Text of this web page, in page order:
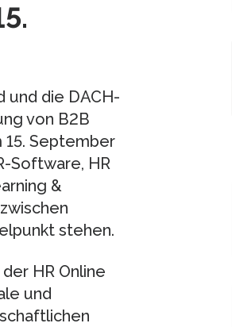
und die DACH-
von B2B
September
Software, HR
&
stehen.
HR Online
und